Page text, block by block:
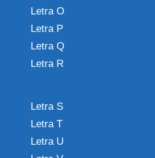
Letra O
Letra P
Letra Q
Letra R
Letra S
Letra T
Letra U